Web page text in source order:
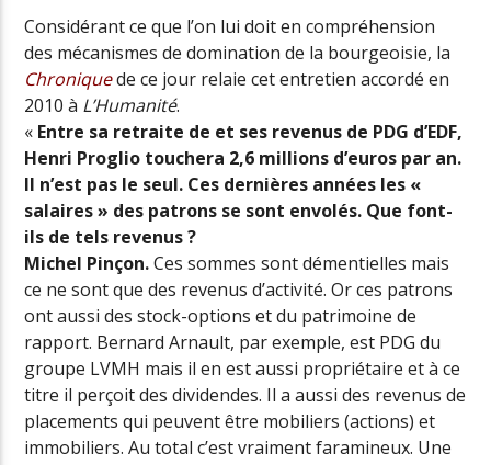
Considérant ce que l’on lui doit en compréhension
des mécanismes de domination de la bourgeoisie, la
Chroniquede ce jour relaie cet entretien accordé en
2010 à L’Humanité.
« Entre sa retraite de et ses revenus de PDG d’EDF,
Henri Proglio touchera 2,6 millions d’euros par an.
Il n’est pas le seul. Ces dernières années les «
salaires » des patrons se sont envolés. Que font-
ils de tels revenus ?
Michel Pinçon.Ces sommes sont démentielles mais
ce ne sont que des revenus d’activité. Or ces patrons
ont aussi des stock-options et du patrimoine de
rapport. Bernard Arnault, par exemple, est PDG du
groupe LVMH mais il en est aussi propriétaire et à ce
titre il perçoit des dividendes. Il a aussi des revenus de
placements qui peuvent être mobiliers (actions) et
immobiliers. Au total c’est vraiment faramineux. Une